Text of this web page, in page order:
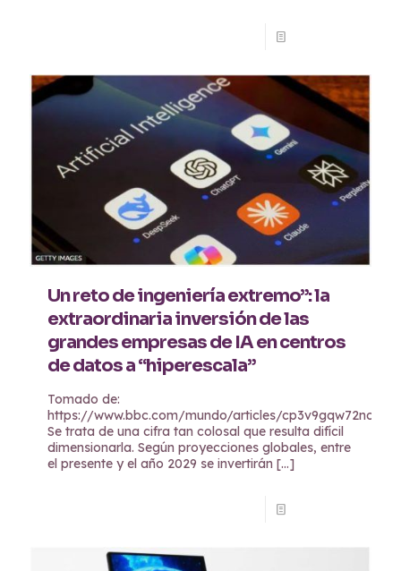
Un reto de ingeniería extremo”: la
extraordinaria inversión de las
grandes empresas de IA en centros
de datos a “hiperescala”
Tomado de:
https://www.bbc.com/mundo/articles/cp3v9gqw72no
Se trata de una cifra tan colosal que resulta difícil
dimensionarla. Según proyecciones globales, entre
el presente y el año 2029 se invertirán […]